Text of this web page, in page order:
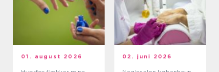
01. august 2026 02. juni 2026